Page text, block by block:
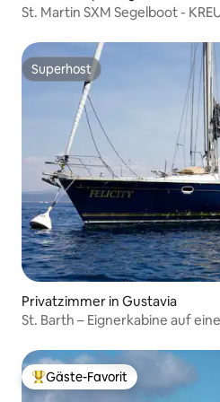
St. Martin SXM Segelboot -
Superhost
Superhost
Privatzimmer in Gustavia
St. Barth – Eignerkabine auf
Beliebter Gäste-Favorit.
Gäste-Favorit